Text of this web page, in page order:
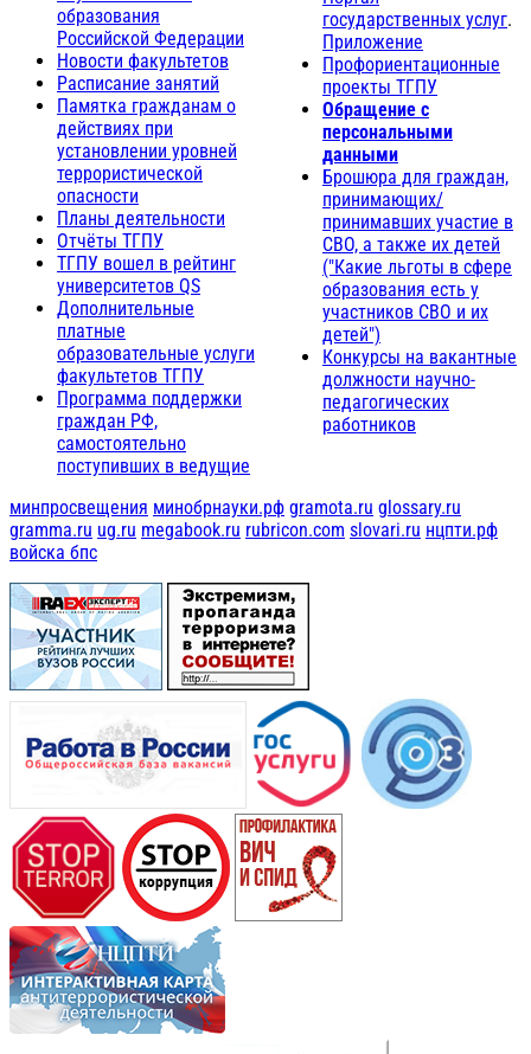
образования
Российской Федерации
Новости факультетов
Расписание занятий
Памятка гражданам о
действиях при
установлении уровней
террористической
опасности
Планы деятельности
Отчёты ТГПУ
ТГПУ вошел в рейтинг
университетов QS
Дополнительные
платные
образовательные услуги
факультетов ТГПУ
Программа поддержки
граждан РФ,
самостоятельно
поступивших в ведущие
государственных услуг.
Приложение
Профориентационные
проекты ТГПУ
Обращение с
персональными
данными
Брошюра для граждан,
принимающих/
принимавших участие в
СВО, а также их детей
("Какие льготы в сфере
образования есть у
участников СВО и их
детей")
Конкурсы на вакантные
должности научно-
педагогических
работников
минпросвещения минобрнауки.рф gramota.ru glossary.ru
gramma.ru ug.ru megabook.ru rubricon.com slovari.ru нцпти.рф
войска бпс